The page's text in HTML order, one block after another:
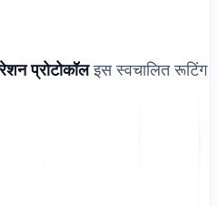
प्रोटोकॉलइस स्वचालित रूटिंग